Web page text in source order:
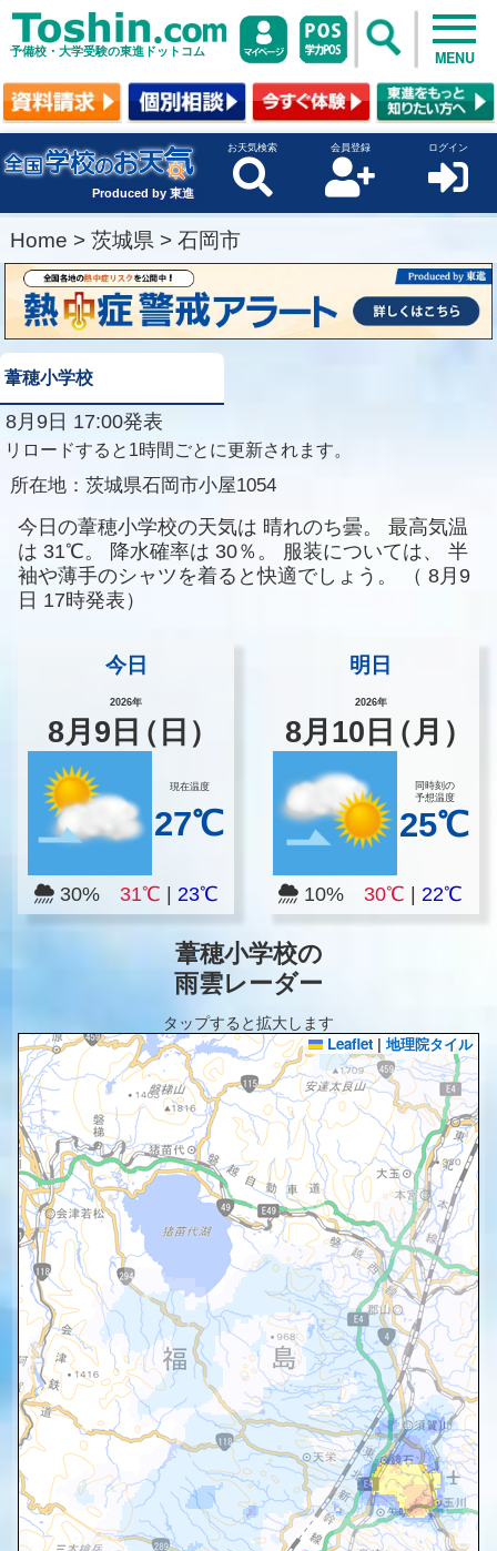
予備校・大学受験の東進ドットコム MENU
Produced by 東進
お天気検索 会員登録 ログイン
Home > 茨城県 > 石岡市
葦穂小学校
8月9日 17:00発表
リロードすると1時間ごとに更新されます。
所在地： 茨城県石岡市小屋1054
今日の葦穂小学校の天気は 晴れのち曇。
最高気温
は 31℃。 降水確率は 30％。 服装については、
半
袖や薄手のシャツを着ると快適でしょう。
（ 8月9
日 17時発表）
今日
2026年
8月 9 日（日）
現在温度
27℃
30% 31℃ 23℃
明日
2026年
8月 10 日（月）
同時刻の
予想温度
25℃
10%30℃ |22℃
葦穂小学校の
雨雲レーダー
タップすると拡大します
Leaflet | 地理院タイル